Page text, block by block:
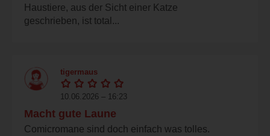
Haustiere, aus der Sicht einer Katze
geschrieben, ist total...
tigermaus
10.06.2026 – 16:23
Macht gute Laune
Comicromane sind doch einfach was tolles.